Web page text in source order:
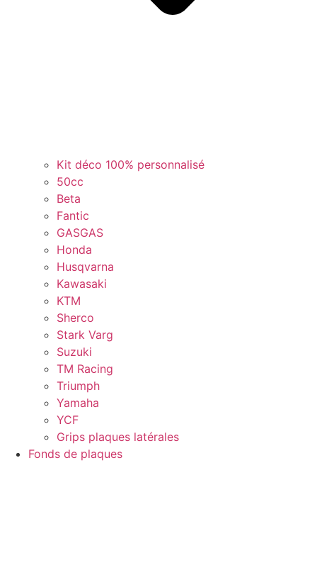
Kit déco 100% personnalisé
50cc
Beta
Fantic
GASGAS
Honda
Husqvarna
Kawasaki
KTM
Sherco
Stark Varg
Suzuki
TM Racing
Triumph
Yamaha
YCF
Grips plaques latérales
Fonds de plaques